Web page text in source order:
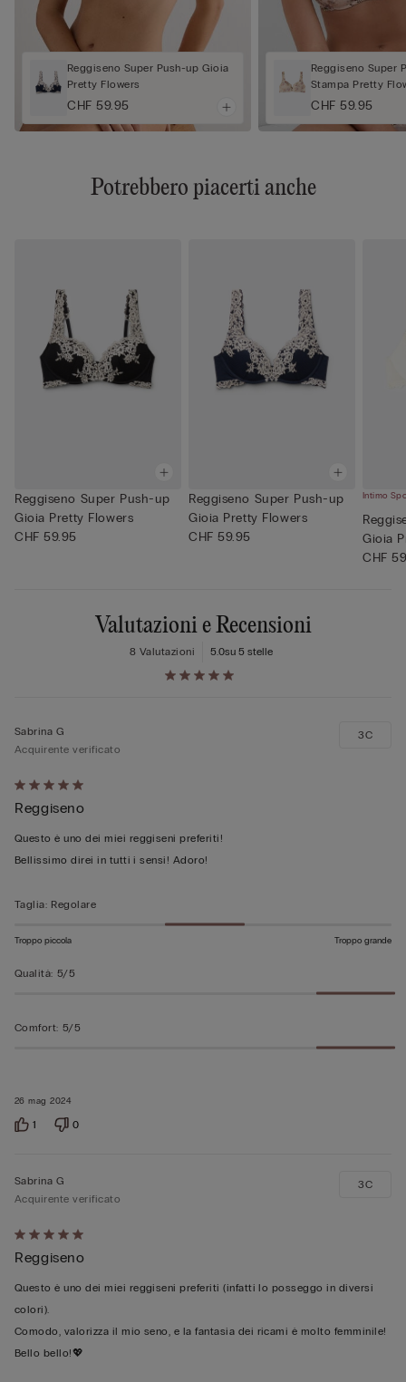
Reggiseno Super Push-up Gioia
Pretty Flowers
CHF 59.95
Reggiseno Super
Stampa Pretty
CHF 59.95
Potrebbero piacerti anche
Reggiseno Super Push-up
Gioia Pretty Flowers
CHF 59.95
Reggiseno Super Push-up
Gioia Pretty Flowers
CHF 59.95
Intimo
Gioia
CHF
Valutazioni e Recensioni
5.0su 5 stelle
8 Valutazioni
Valutato
5
su
5
26 mag 2024
Sabrina G
Acquirente verificato
Reggiseno
Questo è uno dei miei reggiseni preferiti!
Bellissimo direi in tutti i sensi! Adoro!
3C
Taglia: Regolare
Troppo piccola Troppo grande
Qualità: 5/5
Comfort: 5/5
1 0
Valutato
5
su
5
Sabrina G
Acquirente verificato
Reggiseno
Questo è uno dei miei reggiseni preferiti (infatti lo posseggo in diversi
colori).
Comodo, valorizza il mio seno, e la fantasia dei ricami è molto femminile!
Bello bello!💖
3C